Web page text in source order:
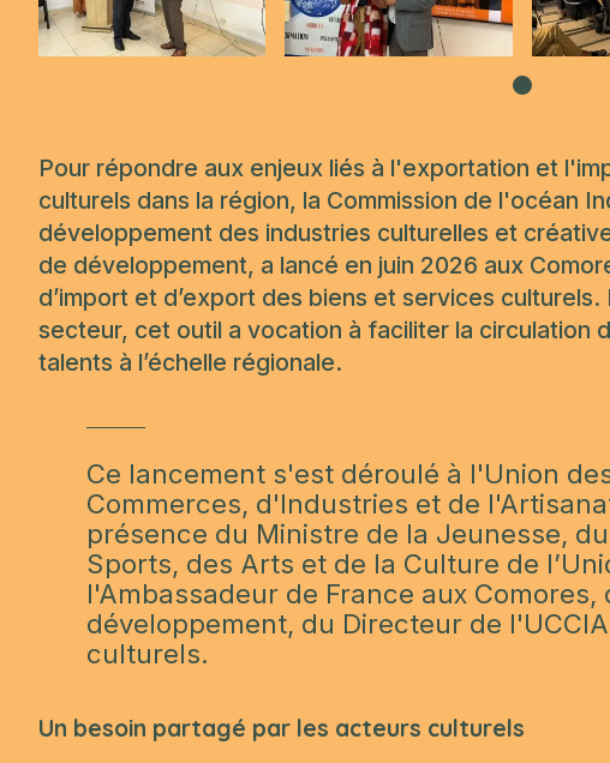
Pour répondre aux enjeux liés à l'exportation et
culturels dans la région, la Commission de l'océan
développement des industries culturelles et
de développement, a lancé en juin 2026 aux
d’import et d’export des biens et services
secteur, cet outil a vocation à faciliter la circulation
talents à l’échelle régionale.
Ce lancement s'est déroulé à l'Union
Commerces, d'Industries et de
présence du Ministre de la Jeunesse,
Sports, des Arts et de la Culture de
l'Ambassadeur de France aux
développement, du Directeur de
culturels.
Un besoin partagé par les acteurs culturels